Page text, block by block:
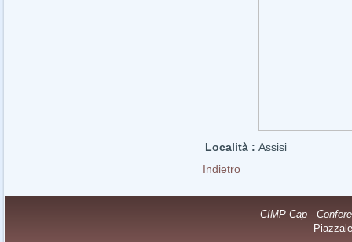
Località : Assisi
Indietro
CIMP Cap -